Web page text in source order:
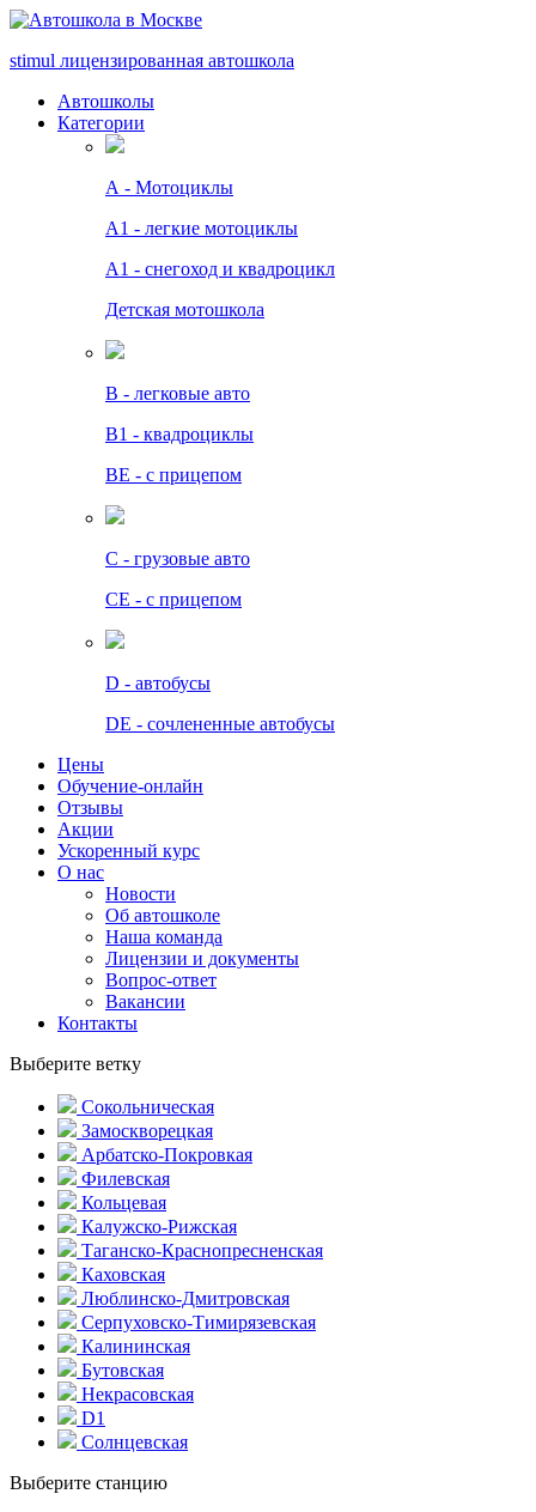
stimul лицензированная автошкола
Автошколы
Категории
А - Мотоциклы
A1 - легкие мотоциклы
A1 - снегоход и квадроцикл
Детская мотошкола
B - легковые авто
В1 - квадроциклы
BE - с прицепом
C - грузовые авто
СЕ - с прицепом
D - автобусы
DE - сочлененные автобусы
Цены
Обучение-онлайн
Отзывы
Акции
Ускоренный курс
О нас
Новости
Об автошколе
Наша команда
Лицензии и документы
Вопрос-ответ
Вакансии
Контакты
Выберите ветку
Сокольническая
Замоскворецкая
Арбатско-Покровкая
Филевская
Кольцевая
Калужско-Рижская
Таганско-Краснопресненская
Каховская
Люблинско-Дмитровская
Серпуховско-Тимирязевская
Калининская
Бутовская
Некрасовская
D1
Солнцевская
Выберите станцию